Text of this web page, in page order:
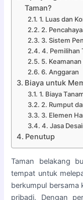
Taman?
1. Luas dan
2.
3. Sistem
4. Pemilihan
5.
6. Anggaran
Biaya untuk
1. Biaya
2. Rumput
3. Elemen
4. Jasa
Penutup
Taman belakang
tempat untuk
berkumpul bersama
pribadi. Dengan